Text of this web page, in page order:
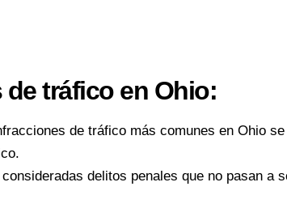
de tráfico en Ohio:
de tráfico más comunes en Ohio
delitos penales que no pasan a